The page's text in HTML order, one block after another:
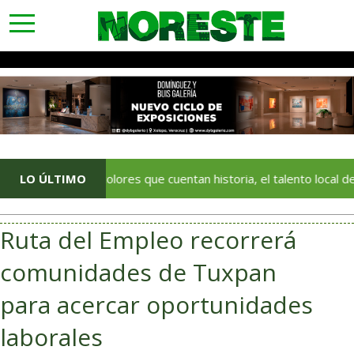
toggle
navigation
LO ÚLTIMO
Con colores que cuentan historia, el talento local deja huella
Ruta del Empleo recorrerá
comunidades de Tuxpan
para acercar oportunidades
laborales